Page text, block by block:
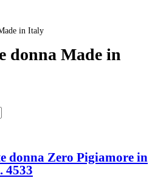
in Italy
donna Made in
donna Zero Pigiamore in
4533